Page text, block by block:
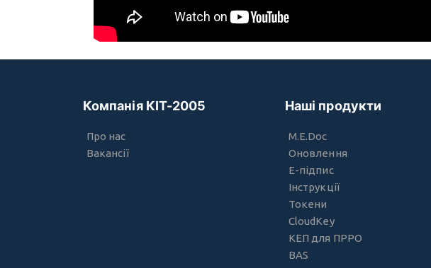
Компанія КІТ-2005
Про нас
Вакансії
Наші продукти
M.E.Doc
Оновлення
Е-підпис
Інструкції
Токени
CloudKey
КЕП для ПРРО
BAS